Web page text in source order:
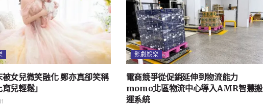
被女兒微笑融化 鄭亦真卻笑稱
兒輕鬆」
影劇娛樂
電商競爭從促銷延伸到物流能力
momo北區物流中心導入AMR智慧搬
運系統